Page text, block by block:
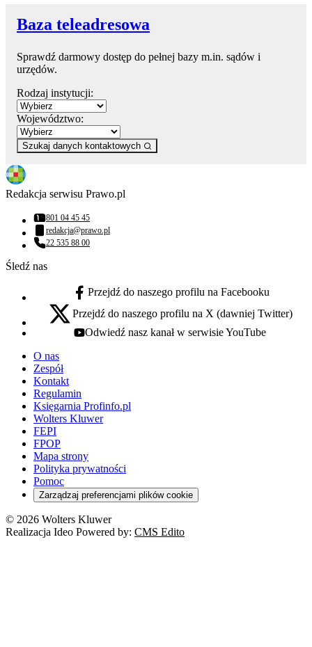
Baza teleadresowa
Sprawdź darmowy dostęp do pełnej bazy m.in. sądów i
urzędów.
Rodzaj instytucji:
Województwo:
Szukaj danych kontaktowych
Redakcja serwisu Prawo.pl
Numer telefonu:
801 04 45 45
Adres email:
redakcja@prawo.pl
Numer telefonu:
22 535 88 00
Śledź nas
facebook - otwiera się w nowej karcie
Przejdź do naszego profilu na Facebooku
x - otwiera się w nowej karcie
Przejdź do naszego profilu na X (dawniej Twitter)
youtube - otwiera się w nowej karcie
Odwiedź nasz kanał w serwisie YouTube
O nas
Zespół
Kontakt
Regulamin
Księgarnia Profinfo.pl
Wolters Kluwer
FEPI
FPOP
Mapa strony
Polityka prywatności
Pomoc
Zarządzaj preferencjami plików cookie
© 2026 Wolters Kluwer
Realizacja Ideo Powered by: CMS Edito